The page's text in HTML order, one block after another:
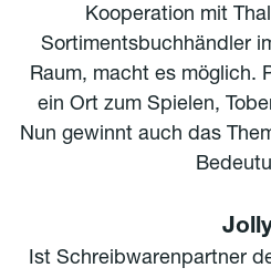
Kooperation mit
Sortimentsbuchhändler
Raum, macht es möglich.
ein Ort zum Spielen,
Nun gewinnt auch das
Ist Schreibwarenpartner